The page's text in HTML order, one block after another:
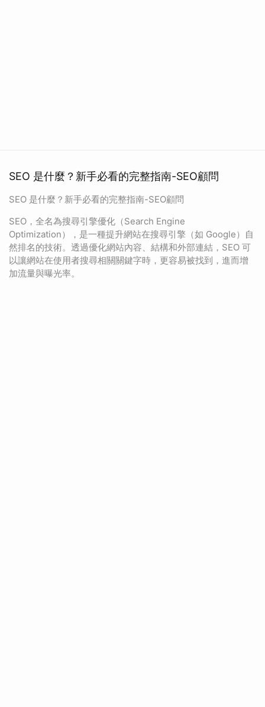
SEO 是什麼？新手必看的完整指南-SEO顧問
SEO 是什麼？新手必看的完整指南-SEO顧問
SEO，全名為搜尋引擎優化（Search Engine
Optimization），是一種提升網站在搜尋引擎（如 Google）自
然排名的技術。透過優化網站內容、結構和外部連結，SEO 可
以讓網站在使用者搜尋相關關鍵字時，更容易被找到，進而增
加流量與曝光率。